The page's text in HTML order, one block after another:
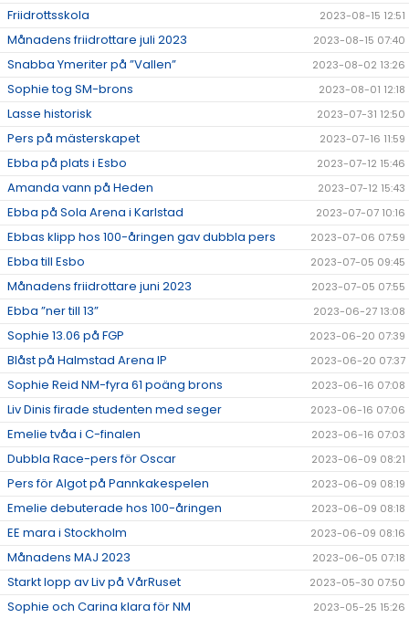
Friidrottsskola 2023-08-15 12:51
Månadens friidrottare juli 2023 2023-08-15 07:40
Snabba Ymeriter på ”Vallen” 2023-08-02 13:26
Sophie tog SM-brons 2023-08-01 12:18
Lasse historisk 2023-07-31 12:50
Pers på mästerskapet 2023-07-16 11:59
Ebba på plats i Esbo 2023-07-12 15:46
Amanda vann på Heden 2023-07-12 15:43
Ebba på Sola Arena i Karlstad 2023-07-07 10:16
Ebbas klipp hos 100-åringen gav dubbla pers 2023-07-06 07:59
Ebba till Esbo 2023-07-05 09:45
Månadens friidrottare juni 2023 2023-07-05 07:55
Ebba ”ner till 13” 2023-06-27 13:08
Sophie 13.06 på FGP 2023-06-20 07:39
Blåst på Halmstad Arena IP 2023-06-20 07:37
Sophie Reid NM-fyra 61 poäng brons 2023-06-16 07:08
Liv Dinis firade studenten med seger 2023-06-16 07:06
Emelie tvåa i C-finalen 2023-06-16 07:03
Dubbla Race-pers för Oscar 2023-06-09 08:21
Pers för Algot på Pannkakespelen 2023-06-09 08:19
Emelie debuterade hos 100-åringen 2023-06-09 08:18
EE mara i Stockholm 2023-06-09 08:16
Månadens MAJ 2023 2023-06-05 07:18
Starkt lopp av Liv på VårRuset 2023-05-30 07:50
Sophie och Carina klara för NM 2023-05-25 15:26